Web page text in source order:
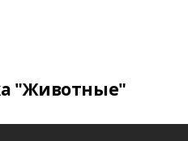
"Животные"